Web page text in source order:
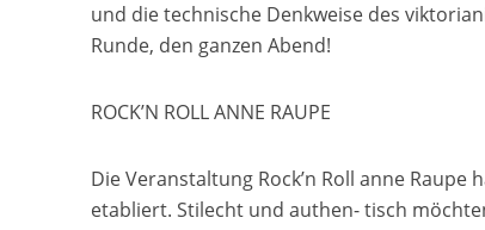
und die technische Denkweise des
Runde, den ganzen Abend!
ROCK’N ROLL ANNE RAUPE
Die Veranstaltung Rock’n Roll anne
etabliert. Stilecht und authen- tisch